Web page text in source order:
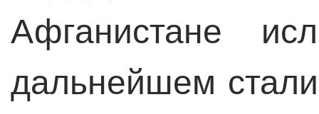
Афганистане
дальнейшем